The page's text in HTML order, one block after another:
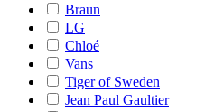
Braun
LG
Chloé
Vans
Tiger of Sweden
Jean Paul Gaultier